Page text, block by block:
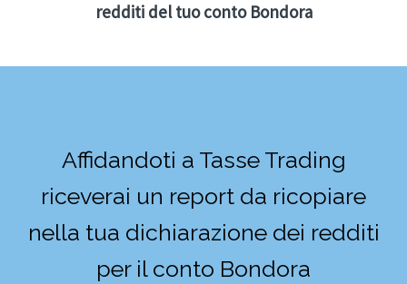
redditi del tuo conto Bondora
Affidandoti a Tasse Trading
riceverai un report da ricopiare
nella tua dichiarazione dei redditi
per il conto Bondora